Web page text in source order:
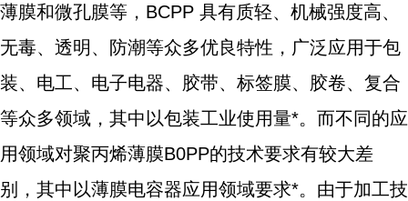
薄膜和微孔膜等，BCPP 具有质轻、机械强度高、
无毒、透明、防潮等众多优良特性，广泛应用于包
装、电工、电子电器、胶带、标签膜、胶卷、复合
等众多领域，其中以包装工业使用量*。而不同的应
用领域对聚丙烯薄膜B0PP的技术要求有较大差
别，其中以薄膜电容器应用领域要求*。由于加工技